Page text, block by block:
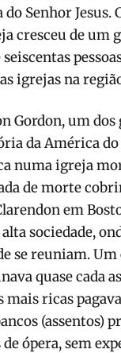
Senhor Jesus.
cresceu de um
igrejas na
Gordon, um dos
da América
numa igreja
de morte
em
sociedade,
se reuniam.
quase cada
mais ricas
(assentos)
ópera, sem